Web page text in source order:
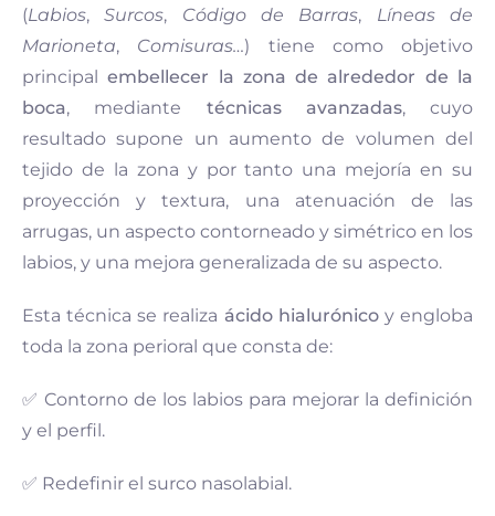
(Labios,Surcos, Código de Barras, Líneas de
Marioneta, Comisuras…) tiene como objetivo
principalembellecer la zona de alrededor de la
boca, mediante técnicas avanzadas, cuyo
resultado supone un aumento de volumen del
tejido de la zona y por tanto una mejoría en su
proyección y textura, una atenuación de las
arrugas, un aspecto contorneado y simétrico en los
labios, y una mejora generalizada de su aspecto.
Esta técnica se realiza ácido hialurónicoy engloba
toda la zona perioral que consta de:
✅ Contorno de los labios para mejorar la definición
y el perfil.
✅ Redefinir el surco nasolabial.